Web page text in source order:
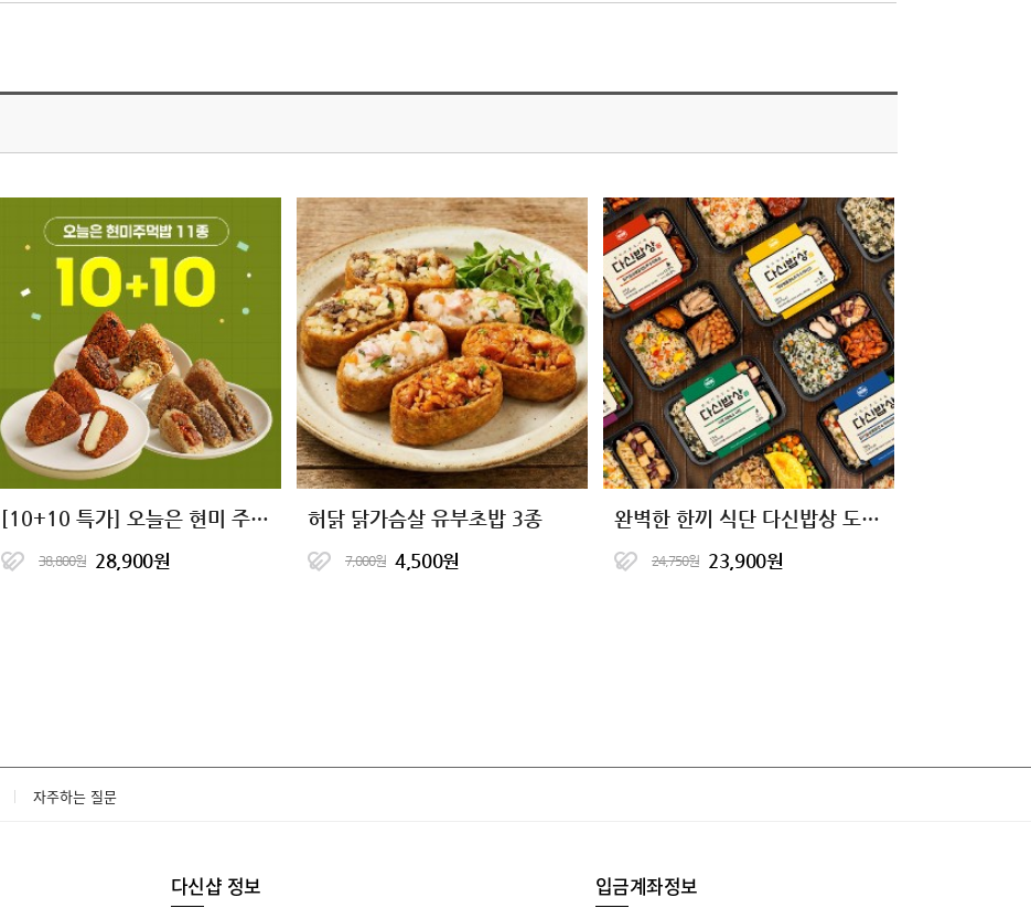
[10+10 특가] 오늘은 현미 주먹밥 11종
38,800원 28,900원
허닭 닭가슴살 유부초밥 3종
7,000원 4,500원
완벽한 한끼 식단 다신밥상 도시락
24,750원 23,900원
자주하는 질문
다신샵 정보 입금계좌정보